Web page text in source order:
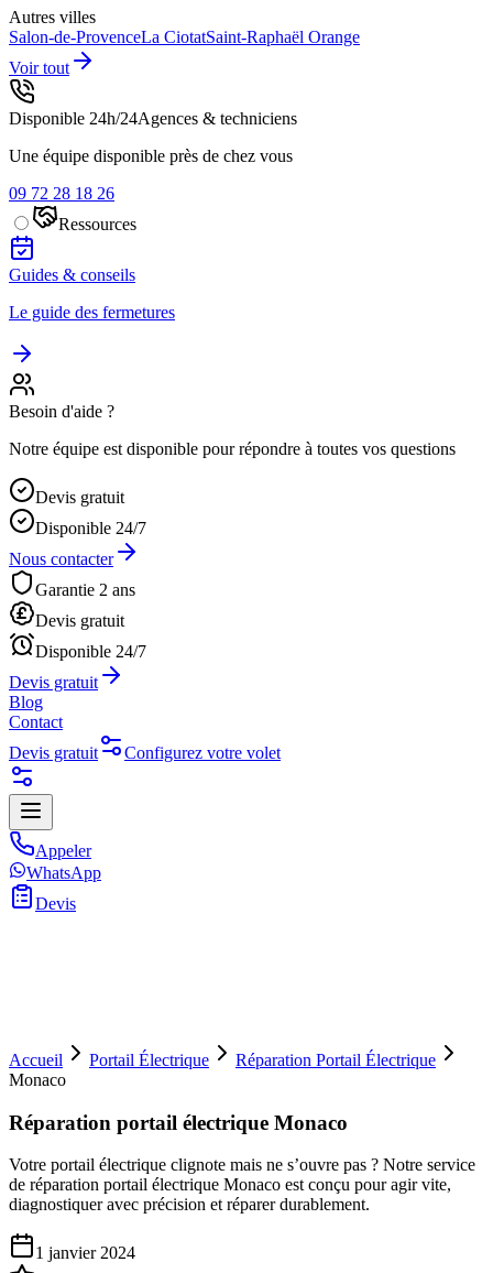
Autres villes
Salon-de-ProvenceLa CiotatSaint-Raphaël Orange
Voir tout
Disponible 24h/24Agences & techniciens
Une équipe disponible près de chez vous
09 72 28 18 26
Ressources
Guides & conseils
Le guide des fermetures
Besoin d'aide ?
Notre équipe est disponible pour répondre à toutes vos questions
Devis gratuit
Disponible 24/7
Nous contacter
Garantie 2 ans
Devis gratuit
Disponible 24/7
Devis gratuit
Blog
Contact
Devis gratuit
Configurez votre volet
Appeler
WhatsApp
Devis
Accueil Portail Électrique
Réparation Portail Électrique
Monaco
Réparation portail électrique Monaco
Votre portail électrique clignote mais ne s’ouvre pas ? Notre service
de réparation portail électrique Monaco est conçu pour agir vite,
diagnostiquer avec précision et réparer durablement.
1 janvier 2024